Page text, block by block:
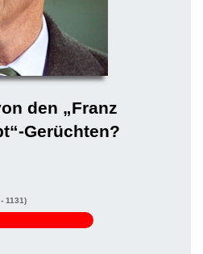
den „Franz
Gerüchten?
1131)